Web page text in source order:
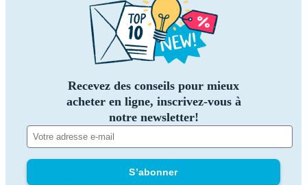
Recevez des conseils pour mieux
acheter en ligne, inscrivez-vous à
notre newsletter!
S’abonner